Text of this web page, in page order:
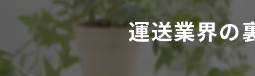
運送業界の